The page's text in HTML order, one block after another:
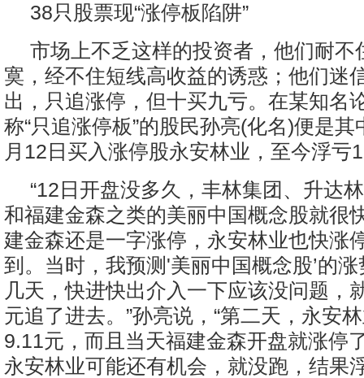
38只股票现“涨停板陷阱”
市场上不乏这样的投资者，他们耐不
寞，经不住短线高收益的诱惑；他们迷
出，只追涨停，但十买九亏。在某知名
称“只追涨停板”的股民孙亮(化名)便是
月12日买入涨停股永安林业，至今浮亏
“12日开盘没多久，丰林集团、升达
和福建金森之类的美丽中国概念股就很
建金森还是一字涨停，永安林业也快涨
到。当时，我预测'美丽中国概念股’的
几天，快进快出介入一下应该没问题，
元追了进去。”孙亮说，“第二天，永安
9.11元，而且当天福建金森开盘就涨停
永安林业可能还有机会，就没跑，结果